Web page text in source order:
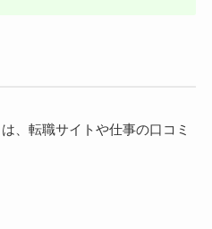
、転職サイトや仕事の口コミ